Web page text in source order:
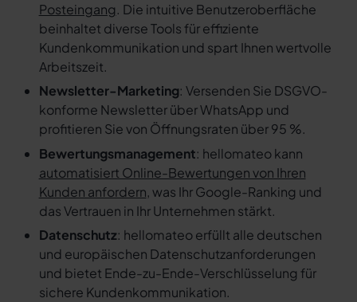
Posteingang. Die intuitive Benutzeroberfläche
beinhaltet diverse Tools für effiziente
Kundenkommunikation und spart Ihnen wertvolle
Arbeitszeit.
Newsletter-Marketing: Versenden Sie DSGVO-
konforme Newsletter über WhatsApp und
profitieren Sie von Öffnungsraten über 95 %.
Bewertungsmanagement: hellomateo kann
automatisiert Online-Bewertungen von Ihren
Kunden anfordern, was Ihr Google-Ranking und
das Vertrauen in Ihr Unternehmen stärkt.
Datenschutz: hellomateo erfüllt alle deutschen
und europäischen Datenschutzanforderungen
und bietet Ende-zu-Ende-Verschlüsselung für
sichere Kundenkommunikation.